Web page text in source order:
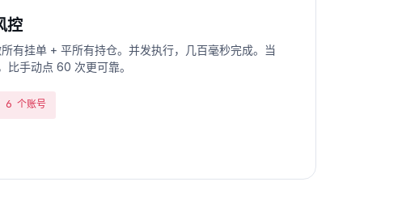
控
有挂单 + 平所有持仓。并发执行，几百毫秒完成。当
手动点 60 次更可靠。
6 个账号